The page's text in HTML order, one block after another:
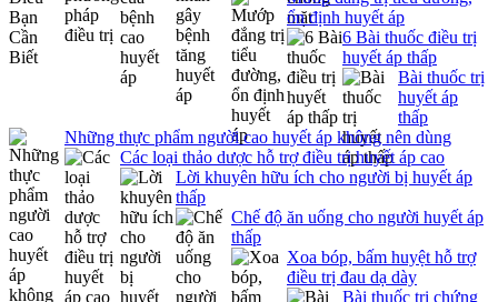
ổn định huyết áp
6 Bài thuốc điều trị
huyết áp thấp
Bài thuốc trị
huyết áp
thấp
Những thực phẩm người cao huyết áp không nên dùng
Các loại thảo dược hỗ trợ điều trị huyết áp cao
Lời khuyên hữu ích cho người bị huyết áp
thấp
Chế độ ăn uống cho người huyết áp
thấp
Xoa bóp, bấm huyệt hỗ trợ
điều trị đau dạ dày
Bài thuốc trị chứng